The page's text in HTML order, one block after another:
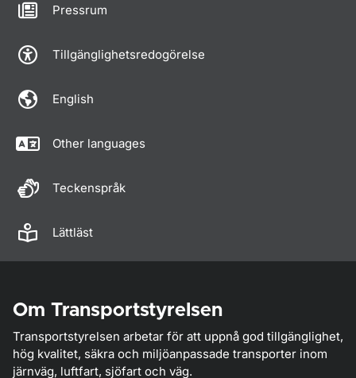
Pressrum
Tillgänglighetsredogörelse
English
Other languages
Teckenspråk
Lättläst
Om Transportstyrelsen
Transportstyrelsen arbetar för att uppnå god tillgänglighet,
hög kvalitet, säkra och miljöanpassade transporter inom
järnväg, luftfart, sjöfart och väg.